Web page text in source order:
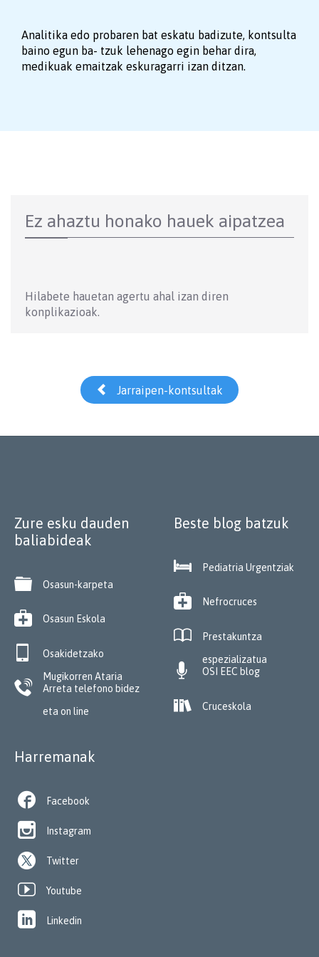
Analitika edo probaren bat eskatu badizute, kontsulta
baino egun ba- tzuk lehenago egin behar dira,
medikuak emaitzak eskuragarri izan ditzan.
Ez ahaztu honako hauek aipatzea
Hilabete hauetan agertu ahal izan diren
konplikazioak.
 Jarraipen-kontsultak
Zure esku dauden
baliabideak
 Osasun-karpeta
 Osasun Eskola

Osakidetzako
Mugikorren Ataria

Arreta telefono bidez
eta on line
Beste blog batzuk
 Pediatria Urgentziak
 Nefrocruces

Prestakuntza
espezializatua
 OSI EEC blog
 Cruceskola
Harremanak
 Facebook
 Instagram
Twitter
 Youtube
 Linkedin